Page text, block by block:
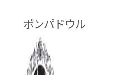
ポンパドウル